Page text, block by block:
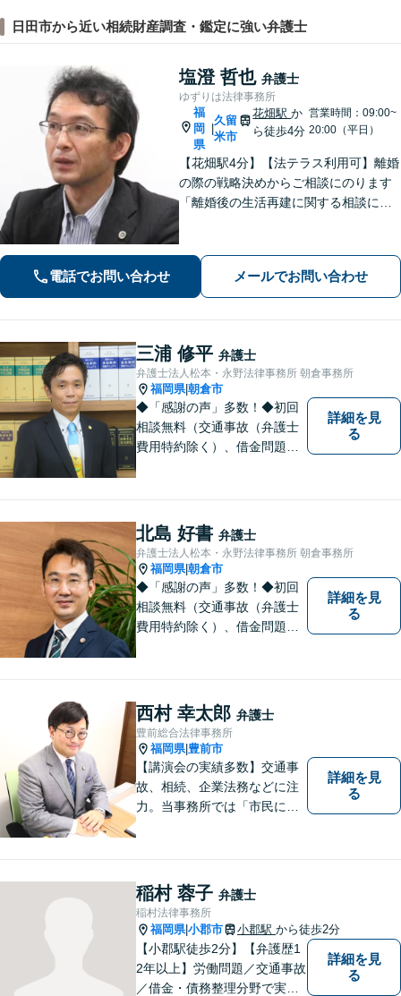
日田市から近い相続財産調査・鑑定に強い弁護士
塩澄 哲也 弁護士
ゆずりは法律事務所
福
岡
県
|
久留
米市
花畑駅か
ら徒歩4分
営業時間：09:00~
20:00（平日）
【花畑駅4分】【法テラス利用可】離婚
の際の戦略決めからご相談にのります
「離婚後の生活再建に関する相談に対
や立ち退き・明け渡しなどの賃貸トラ
ブル」【顧問契約可】
電話でお問い合わせ メールでお問い合わせ
三浦 修平 弁護士
弁護士法人松本・永野法律事務所 朝倉事務所
福岡県|朝倉市
◆「感謝の声」多数！◆初回
相談無料（交通事故（弁護士
費用特約除く）、借金問題、
績（令和1～7年合計）
詳細を見
る
北島 好書 弁護士
弁護士法人松本・永野法律事務所 朝倉事務所
福岡県|朝倉市
◆「感謝の声」多数！◆初回
相談無料（交通事故（弁護士
費用特約除く）、借金問題、
◆11260件の相談実績（令和1
～7年合計）
詳細を見
る
西村 幸太郎 弁護士
豊前総合法律事務所
福岡県| 豊前市
【講演会の実績多数】交通事
故、相続、企業法務などに注
力。当事務所では「市民に力
さまが前向きに人生を歩んで
いけるよう、全力でサポート
します。お気軽にご相談くだ
さい【休日面談可】【完全個
室】
詳細を見
る
稲村 蓉子 弁護士
稲村法律事務所
福岡県|小郡市 小郡駅 から徒歩2分
【小郡駅徒歩2分】【弁護歴1
2年以上】労働問題／交通事故
／借金・債務整理分野で実績
詳細を見
る